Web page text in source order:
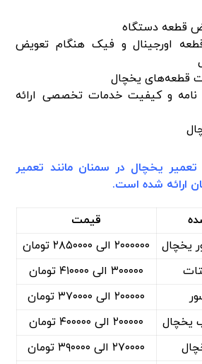
قطعه دستگاه
اورجینال و فیک هنگام تعویض
قطعه‌های یخچال
و کیفیت خدمات تخصصی ارائه
یخچال در سمنان مانند تعمیر
ارائه شده است.
قیمت
یخچال
۲۰۰۰۰۰۰ الی ۲۸۵۰۰۰۰ تومان
۳۰۰۰۰۰ الی ۴۱۰۰۰۰ تومان
۲۰۰۰۰۰ الی ۳۷۰۰۰۰ تومان
یخچال
۲۰۰۰۰۰ الی ۴۰۰۰۰۰ تومان
۲۷۰۰۰۰ الی ۳۹۰۰۰۰ تومان